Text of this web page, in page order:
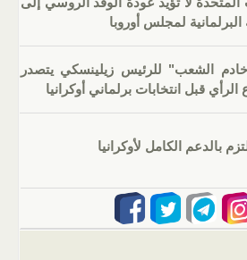
البرلمانية لمجلس أوروبا
الشعب" للرئيس زيلينسكي يتصدر
الرأي قبل انتخابات برلماني أوكرانيا
بالدعم الكامل لأوكرانيا